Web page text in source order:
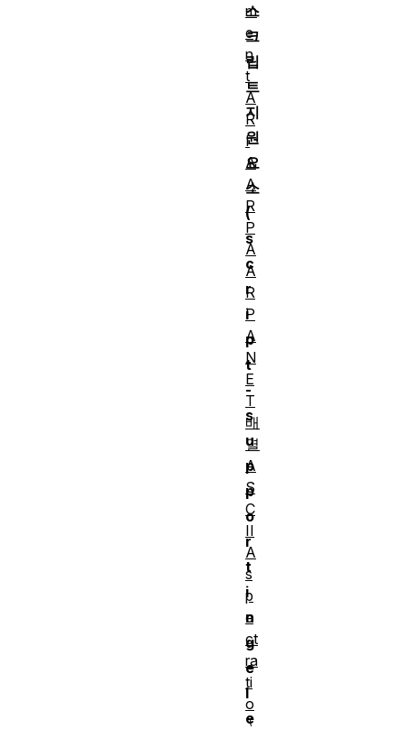
스
크
립
트
지
원
요
소
(
s
c
r
i
p
t
-
s
u
p
p
o
r
t
i
n
g
e
l
e
m
e
n
t
A
R
I
A
A
R
P
A
A
R
P
A
N
E
T
배
열
A
S
C
II
A
s
p
e
ct
ra
ti
o